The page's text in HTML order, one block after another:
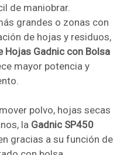
de maniobrar.
grandes o zonas con
de hojas y residuos,
Hojas Gadnic con Bolsa
mayor potencia y
polvo, hojas secas
la Gadnic SP450
gracias a su función de